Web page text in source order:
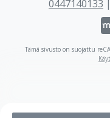
0447140133 |
Tämä sivusto on suojattu